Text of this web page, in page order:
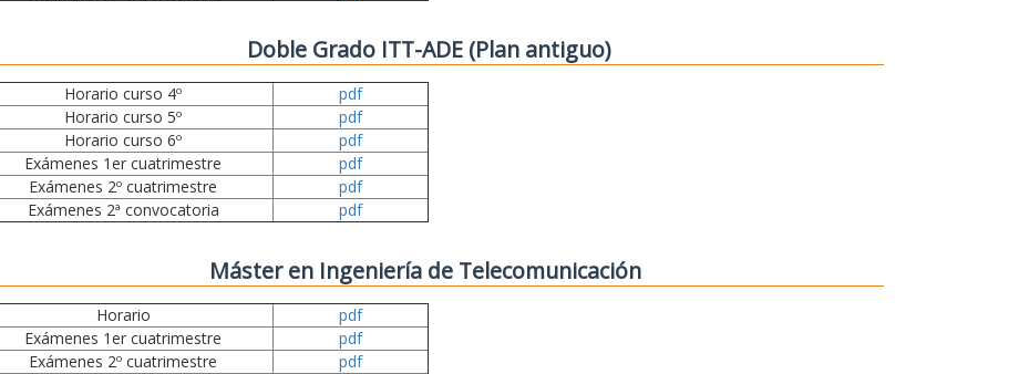
Doble Grado ITT-ADE (Plan antiguo)
Horario curso 4º
pdf
Horario curso 5º
pdf
Horario curso 6º
pdf
Exámenes 1er cuatrimestre
pdf
Exámenes 2º cuatrimestre
pdf
Exámenes 2ª convocatoria
pdf
Máster en Ingeniería de Telecomunicación
Horario
pdf
Exámenes 1er cuatrimestre
pdf
Exámenes 2º cuatrimestre
pdf